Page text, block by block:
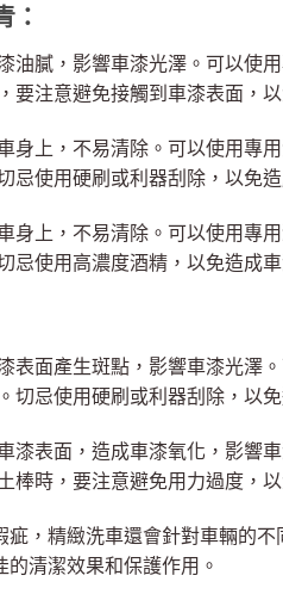
：
油膩，影響車漆光澤。可以使
要注意避免接觸到車漆表面，
身上，不易清除。可以使用專
忌使用硬刷或利器刮除，以免
身上，不易清除。可以使用專
忌使用高濃度酒精，以免造成車
表面產生斑點，影響車漆光澤
切忌使用硬刷或利器刮除，以
漆表面，造成車漆氧化，影響
棒時，要注意避免用力過度，
疵，精緻洗車還會針對車輛的
清潔效果和保護作用。